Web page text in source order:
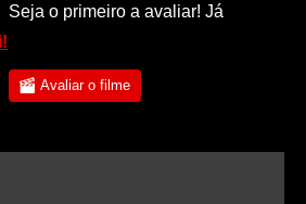
Seja o primeiro a avaliar! Já
Avaliar o filme